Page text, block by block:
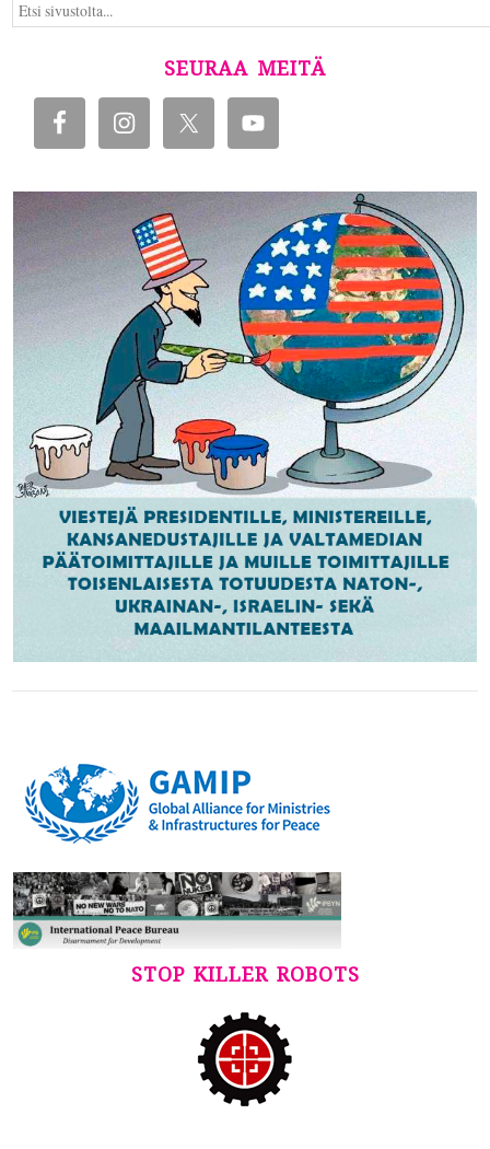
SEURAA MEITÄ
STOP KILLER ROBOTS